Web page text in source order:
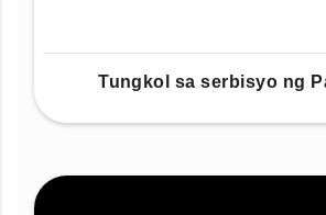
Tungkol sa serbisyo ng